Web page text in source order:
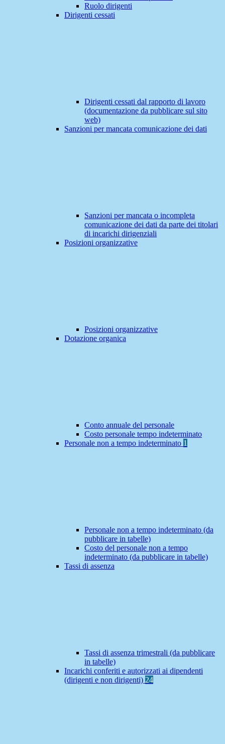
Ruolo dirigenti
Dirigenti cessati
Dirigenti cessati dal rapporto di lavoro
(documentazione da pubblicare sul sito
web)
Sanzioni per mancata comunicazione dei dati
Sanzioni per mancata o incompleta
comunicazione dei dati da parte dei titolari
di incarichi dirigenziali
Posizioni organizzative
Posizioni organizzative
Dotazione organica
Conto annuale del personale
Costo personale tempo indeterminato
Personale non a tempo indeterminato 1
Personale non a tempo indeterminato (da
pubblicare in tabelle)
Costo del personale non a tempo
indeterminato (da pubblicare in tabelle)
Tassi di assenza
Tassi di assenza trimestrali (da pubblicare
in tabelle)
Incarichi conferiti e autorizzati ai dipendenti
(dirigenti e non dirigenti) 24